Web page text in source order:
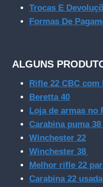
Trocas E
Formas De
ALGUNS
Rifle 22 CBC
Beretta 40
Loja de armas no
Carabina puma 38
Winchester 22
Winchester 38
Melhor rifle 22
Carabina 22